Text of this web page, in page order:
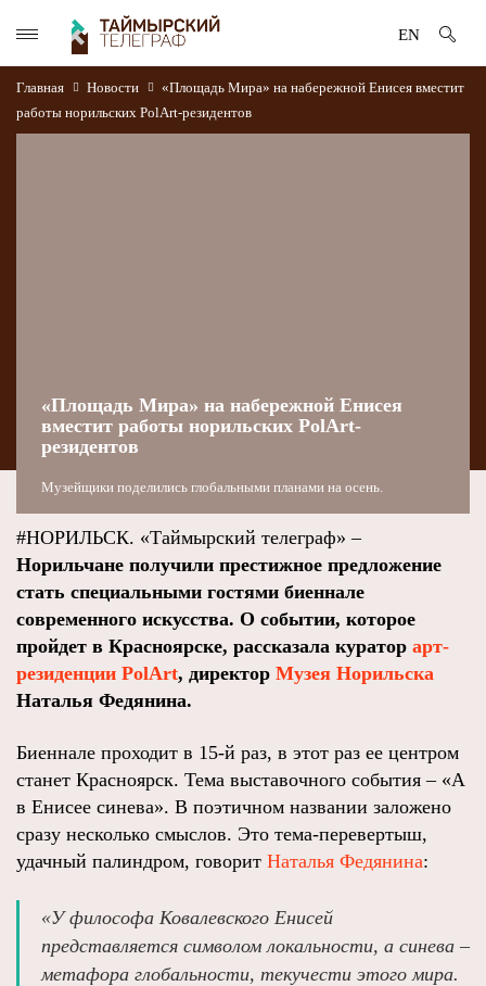
EN
Главная Новости
«Площадь Мира» на набережной Енисея вместит
работы норильских PolArt-резидентов
«Площадь Мира» на набережной Енисея
вместит работы норильских PolArt-
резидентов
Музейщики поделились глобальными планами на осень.
#НОРИЛЬСК. «Таймырский телеграф» –
Норильчане получили престижное предложение
стать специальными гостями биеннале
современного искусства. О событии, которое
пройдет в Красноярске, рассказала куратор арт-
резиденции PolArt, директор Музея Норильска
Наталья Федянина.
Биеннале проходит в 15-й раз, в этот раз ее центром
станет Красноярск. Тема выставочного события – «А
в Енисее синева». В поэтичном названии заложено
сразу несколько смыслов. Это тема-перевертыш,
удачный палиндром, говорит Наталья Федянина:
«У философа Ковалевского Енисей
представляется символом локальности, а синева –
метафора глобальности, текучести этого мира.